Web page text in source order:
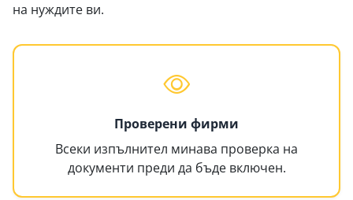
на нуждите ви.
Проверени фирми
Всеки изпълнител минава проверка на
документи преди да бъде включен.